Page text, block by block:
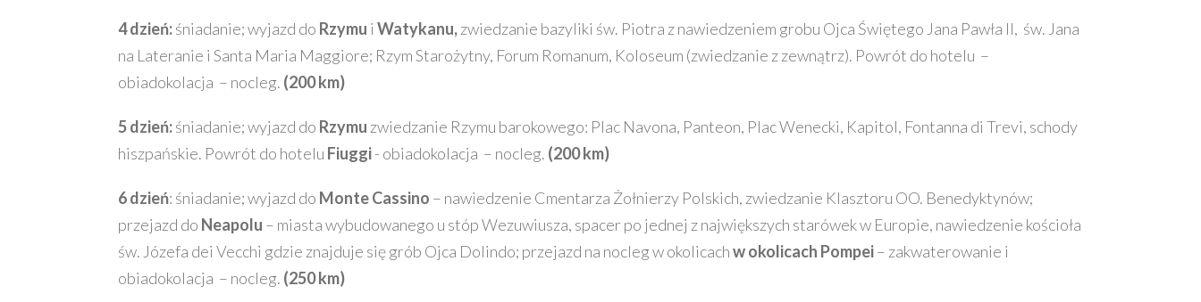
4 dzień:śniadanie; wyjazd do Rzymu i Watykanu,zwiedzanie bazyliki św. Piotra z nawiedzeniem grobu Ojca Świętego Jana Pawła II, św. Jana
na Lateranie i Santa Maria Maggiore; Rzym Starożytny, Forum Romanum, Koloseum (zwiedzanie z zewnątrz). Powrót do hotelu –
obiadokolacja – nocleg. (200 km)
5 dzień:śniadanie; wyjazd do Rzymu zwiedzanie Rzymu barokowego: Plac Navona, Panteon, Plac Wenecki, Kapitol, Fontanna di Trevi, schody
hiszpańskie. Powrót do hotelu Fiuggi- obiadokolacja – nocleg. (200 km)
6 dzień: śniadanie; wyjazd do Monte Cassino – nawiedzenie Cmentarza Żołnierzy Polskich, zwiedzanie Klasztoru OO. Benedyktynów;
przejazd do Neapolu – miasta wybudowanego u stóp Wezuwiusza, spacer po jednej z największych starówek w Europie, nawiedzenie kościoła
św. Józefa dei Vecchi gdzie znajduje się grób Ojca Dolindo; przejazd na nocleg w okolicachw okolicach Pompei– zakwaterowanie i
obiadokolacja – nocleg. (250 km)